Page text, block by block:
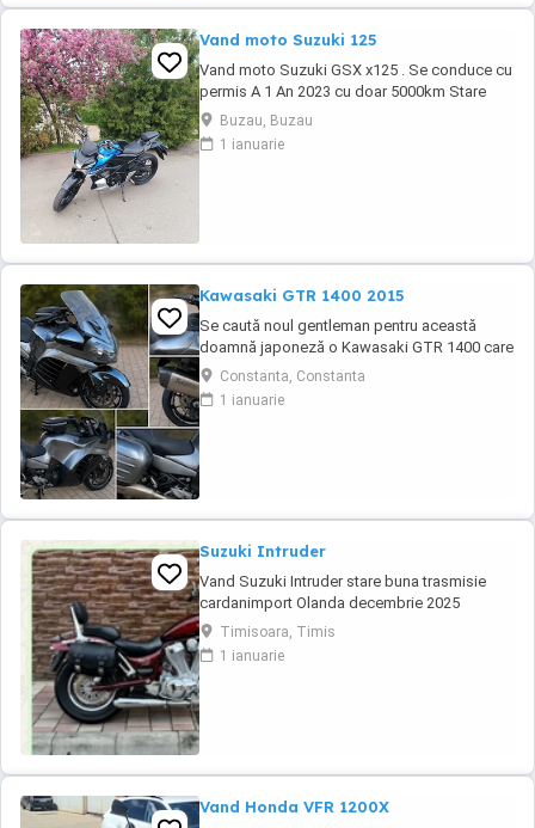
Vand moto Suzuki 125
Vand moto Suzuki GSX x125 . Se conduce cu
permis A 1 An 2023 cu doar 5000km Stare
impecabila , fara cazaturi ITP valabil pana in
noiembrie 2027 Revizii si schimb de ulei in
service autorizat
Buzau, Buzau
1 ianuarie
Kawasaki GTR 1400 2015
Se caută noul gentleman pentru această
doamnă japoneză o Kawasaki GTR 1400 care
încă întoarce priviri și iubește kilometrii. A fost
răsfățată, întreținută la timp și tratată cu
respect. O dau doar cuiva care va avea grijă
Constanta, Constanta
1 ianuarie
Suzuki Intruder
Vand Suzuki Intruder stare buna trasmisie
cardanimport Olanda decembrie 2025
inmatriculat RO IN FEBRUARIE Nu raspund la
mesaje.Schimb cu ATV plus sau minus
diferenta
Timisoara, Timis
1 ianuarie
Vand Honda VFR 1200X